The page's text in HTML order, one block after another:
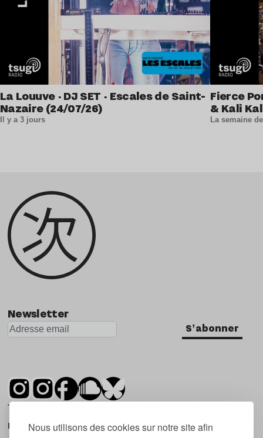
Nous utilisons des cookies sur notre site afin
La Louuve · DJ SET · Escales de Saint-
Nazaire (24/07/26)
Il y a 3 jours
Fierce
& Kali
La semaine
Newsletter
S'abonner
Tsugi est un mensuel indépendant sur la
musique et les nouvelles tendances, dont la